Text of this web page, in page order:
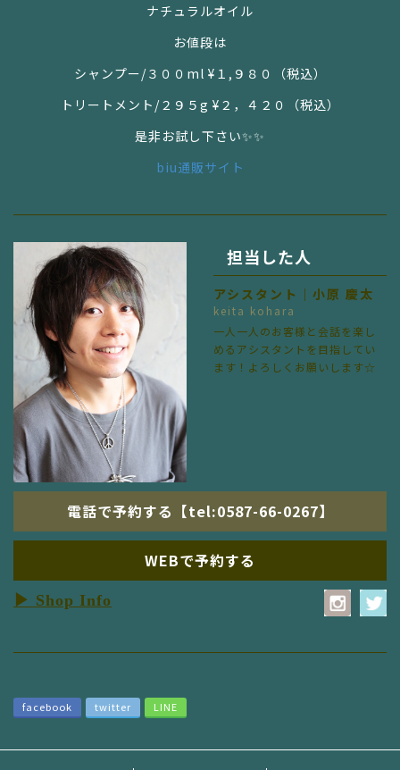
ナチュラルオイル
お値段は
シャンプー/３００ml ¥１,９８０
（税込）
トリートメント/２９５g ¥２，４２０
（税込）
是非お試し下さい✨✨
biu通販サイト
担当した人
アシスタント｜小原 慶太
keita kohara
一人一人のお客様と会話を楽し
めるアシスタントを目指してい
ます！よろしくお願いします☆
電話で予約する【tel:0587-66-0267】
WEBで予約する
▶ Shop Info
facebook twitter LINE